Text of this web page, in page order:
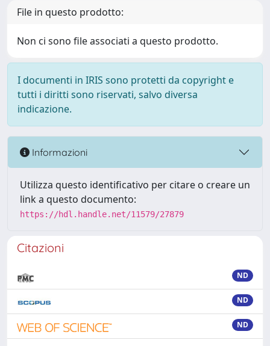
File in questo prodotto:
Non ci sono file associati a questo prodotto.
I documenti in IRIS sono protetti da copyright e
tutti i diritti sono riservati, salvo diversa
indicazione.
Informazioni
Utilizza questo identificativo per citare o creare un
link a questo documento:
https://hdl.handle.net/11579/27879
Citazioni
ND
ND
ND